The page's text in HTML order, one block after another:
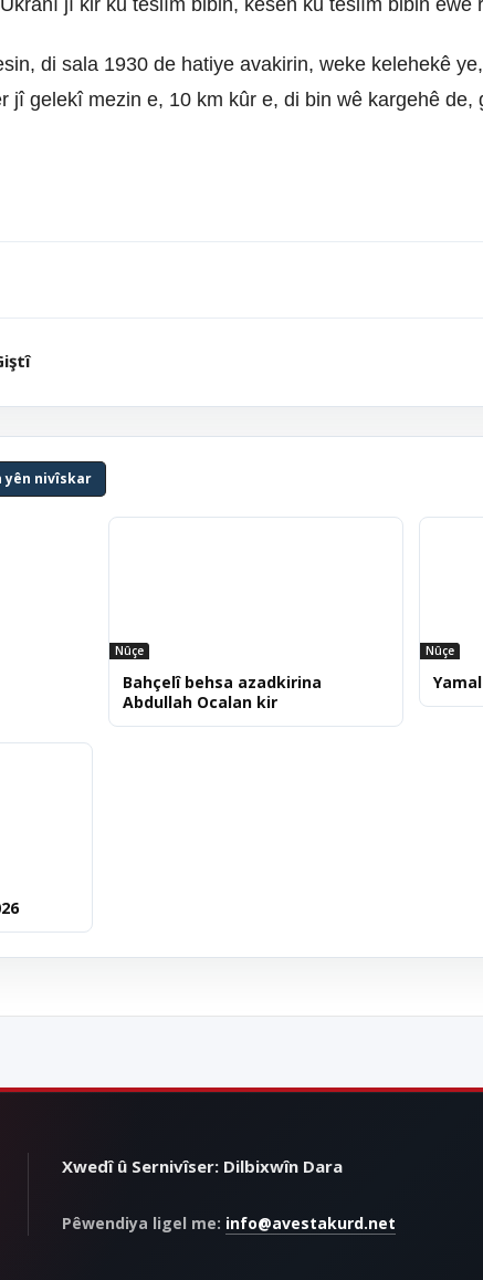
jî kir ku teslîm bibin, kesên ku teslîm bibin ewê
di sala 1930 de hatiye avakirin, weke kelehekê
jî gelekî mezin e, 10 km kûr e, di bin wê kargehê de,
yên nivîskar
Nûçe
Bahçelî behsa azadkirina
Abdullah Ocalan kir
Nûçe
Xwedî û Sernivîser: Dilbixwîn Dara
Pêwendiya ligel me: info@avestakurd.net